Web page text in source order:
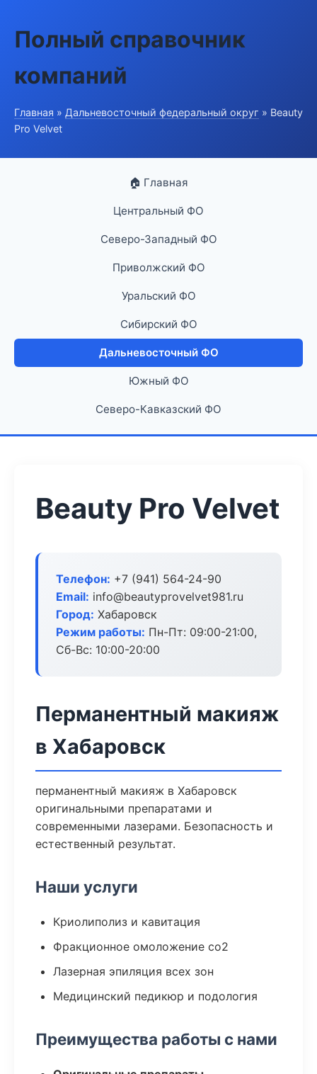
Полный справочник
компаний
Главная » Дальневосточный федеральный округ » Beauty
Pro Velvet
🏠 Главная
Центральный ФО
Северо-Западный ФО
Приволжский ФО
Уральский ФО
Сибирский ФО
Дальневосточный ФО
Южный ФО
Северо-Кавказский ФО
Beauty Pro Velvet
Телефон: +7 (941) 564-24-90
Email: info@beautyprovelvet981.ru
Город: Хабаровск
Режим работы: Пн-Пт: 09:00-21:00,
Сб-Вс: 10:00-20:00
Перманентный макияж
в Хабаровск
перманентный макияж в Хабаровск
оригинальными препаратами и
современными лазерами. Безопасность и
естественный результат.
Наши услуги
Криолиполиз и кавитация
Фракционное омоложение co2
Лазерная эпиляция всех зон
Медицинский педикюр и подология
Преимущества работы с нами